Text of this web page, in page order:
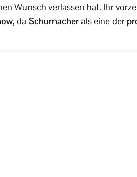
Wunsch verlassen hat. Ihr
, da Schumacherals eine der